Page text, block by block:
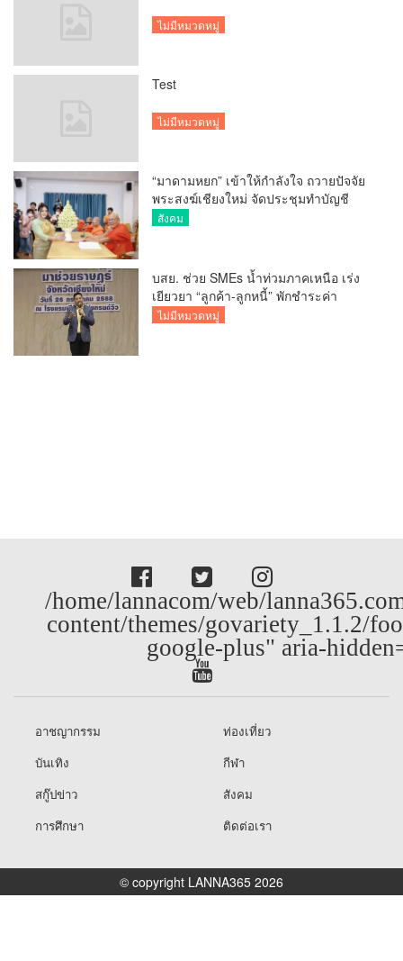
ไม่มีหมวดหมู่
Test
ไม่มีหมวดหมู่
“มาดามหยก” เข้าให้กำลังใจ ถวายปัจจัย
พระสงฆ์เชียงใหม่ จัดประชุมทำบัญชี
รายรับรายจ่ายของวัด กว่า 300 รูป ที่วัด
สังคม
บสย. ช่วย SMEs น้ำท่วมภาคเหนือ เร่ง
เยียวยา “ลูกค้า-ลูกหนี้” พักชำระค่า
ธรรมเนียม-ค่างวด
ไม่มีหมวดหมู่
/home/lannacom/web/
content/themes/govariety_1.1.2/
google-plus" aria-
อาชญากรรม
ท่องเที่ยว
บันเทิง
กีฬา
สกู๊ปข่าว
สังคม
การศึกษา
ติดต่อเรา
© copyright LANNA365 2026